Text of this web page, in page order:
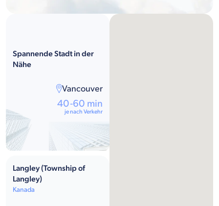
Spannende Stadt in der
Nähe
Vancouver
40-60 min
je nach Verkehr
Langley (Township of
Langley)
Kanada